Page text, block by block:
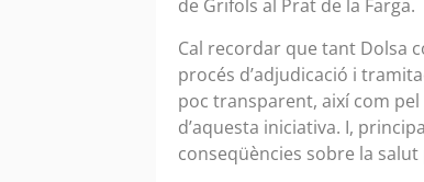
de Grifols al Prat de la Farga.
Cal recordar que tant Dolsa
procés d’adjudicació i
poc transparent, així com
d’aquesta iniciativa. I,
conseqüències sobre la